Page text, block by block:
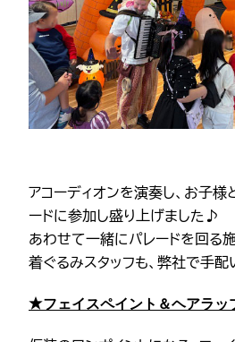
アコーディオンを演奏し、お子
ードに参加し盛り上げました♪
あわせて一緒にパレードを回る
着ぐるみスタッフも、弊社で手配
★フェイスペイント＆ヘアラッ